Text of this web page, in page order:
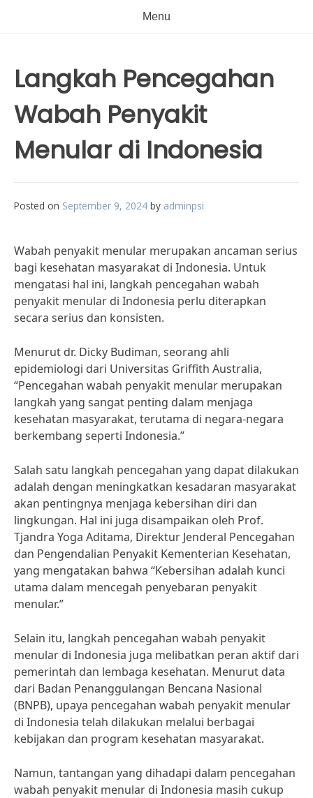
Menu
Langkah Pencegahan
Wabah Penyakit
Menular di Indonesia
Posted on September 9, 2024 by adminpsi
Wabah penyakit menular merupakan ancaman serius
bagi kesehatan masyarakat di Indonesia. Untuk
mengatasi hal ini, langkah pencegahan wabah
penyakit menular di Indonesia perlu diterapkan
secara serius dan konsisten.
Menurut dr. Dicky Budiman, seorang ahli
epidemiologi dari Universitas Griffith Australia,
“Pencegahan wabah penyakit menular merupakan
langkah yang sangat penting dalam menjaga
kesehatan masyarakat, terutama di negara-negara
berkembang seperti Indonesia.”
Salah satu langkah pencegahan yang dapat dilakukan
adalah dengan meningkatkan kesadaran masyarakat
akan pentingnya menjaga kebersihan diri dan
lingkungan. Hal ini juga disampaikan oleh Prof.
Tjandra Yoga Aditama, Direktur Jenderal Pencegahan
dan Pengendalian Penyakit Kementerian Kesehatan,
yang mengatakan bahwa “Kebersihan adalah kunci
utama dalam mencegah penyebaran penyakit
menular.”
Selain itu, langkah pencegahan wabah penyakit
menular di Indonesia juga melibatkan peran aktif dari
pemerintah dan lembaga kesehatan. Menurut data
dari Badan Penanggulangan Bencana Nasional
(BNPB), upaya pencegahan wabah penyakit menular
di Indonesia telah dilakukan melalui berbagai
kebijakan dan program kesehatan masyarakat.
Namun, tantangan yang dihadapi dalam pencegahan
wabah penyakit menular di Indonesia masih cukup